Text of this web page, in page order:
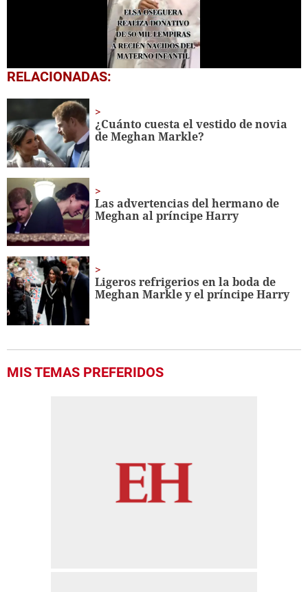
0
seconds
minute,
16
seconds
RELACIONADAS:
¿Cuánto cuesta el vestido de novia
de Meghan Markle?
Las advertencias del hermano de
Meghan al príncipe Harry
Ligeros refrigerios en la boda de
Meghan Markle y el príncipe Harry
MIS TEMAS PREFERIDOS